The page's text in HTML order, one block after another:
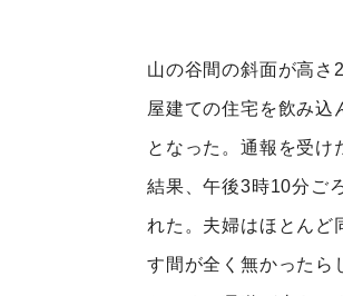
山の谷間の斜面が高さ
屋建ての住宅を飲み
となった。通報を受
結果、午後3時10分ご
れた。夫婦はほとんど
す間が全く無かったら